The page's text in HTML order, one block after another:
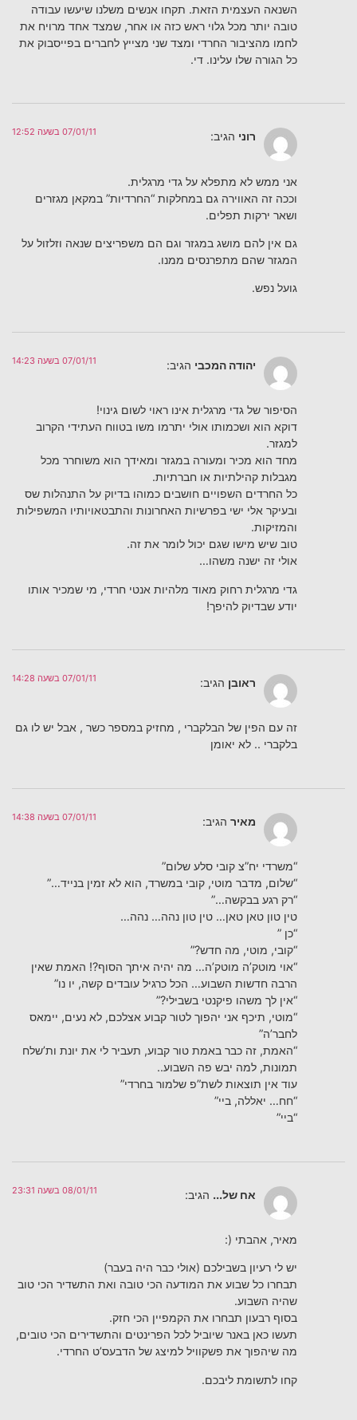
השנאה העצמית הזאת. תקחו אנשים משלנו שיעשו עבודה
טובה יותר מכל גלוי ראש כזה או אחר, שמצד אחד מרויח את
לחמו מהציבור החרדי ומצד שני מצייץ לחברים בפייסבוק את
כל הגורה שלו עלינו. די.
רוני הגיב: 07/01/11 בשעה 12:52
אני ממש לא מתפלא על גדי מרגלית.
וככה זה האווירה גם במחלקות “החרדיות” במקאן מגזרים
ושאר ירקות תפלים.
גם אין להם מושג במגזר וגם הם משפריצים שנאה וזלזול על
המגזר שהם מתפרנסים ממנו.
גועל נפש.
יהודה המכבי הגיב: 07/01/11 בשעה 14:23
הסיפור של גדי מרגלית אינו ראוי לשום גינוי!
דוקא הוא ושכמותו אולי יתרמו משו בטווח העתידי הקרוב
למגזר.
מחד הוא מכיר ומעורה במגזר ומאידך הוא משוחרר מכל
מגבלות קהילתיות או חברתיות.
כל החרדים השפויים חושבים כמוהו בדיוק על התנהלות שס
ובעיקר אלי ישי בפרשיות האחרונות והתבטאויותיו המשפילות
והמזיקות.
טוב שיש מישו שגם יכול לומר את זה.
אולי זה ישנה משהו…
גדי מרגלית רחוק מאוד מלהיות אנטי חרדי, מי שמכיר אותו
יודע שבדיוק להיפך!
ראובן הגיב: 07/01/11 בשעה 14:28
זה עם הפין של הבלקברי , מחזיק במספר כשר , אבל יש לו גם
בלקברי .. לא יאומן
מאיר הגיב: 07/01/11 בשעה 14:38
“משרדי יח”צ קובי סלע שלום”
“שלום, מדבר מוטי, קובי במשרד, הוא לא זמין בנייד…”
“רק רגע בבקשה…”
טין טון טאן טאן… טין טון נהה… נהה…
“כן ”
“קובי, מוטי, מה חדש?”
“אוי מוטק’ה מוטק’ה… מה יהיה איתך הסוף?! האמת שאין
הרבה חדשות השבוע… הכל כרגיל עובדים קשה, יו נו”
“אין לך משהו פיקנטי בשבילי?”
“מוטי, תיכף אני יהפוך לטור קבוע אצלכם, לא נעים, יימאס
לחבר’ה”
“האמת, זה כבר באמת טור קבוע, תעביר לי את יונת ות’שלח
תמונות, למה יבש פה השבוע..
עוד אין תוצאות לשת”פ שלמור בחרדי”
“חח… יאללה, ביי”
“ביי”
אח של... הגיב: 08/01/11 בשעה 23:31
מאיר, אהבתי (:
יש לי רעיון בשבילכם (אולי כבר היה בעבר)
תבחרו כל שבוע את המודעה הכי טובה ואת התשדיר הכי טוב
שהיה השבוע.
בסוף רבעון תבחרו את הקמפיין הכי חזק.
תעשו כאן באנר שיוביל לכל הפרינטים והתשדירים הכי טובים,
מה שיהפוך את פשקוויל למיצג של הדבעס’ט החרדי.
קחו לתשומת ליבכם.